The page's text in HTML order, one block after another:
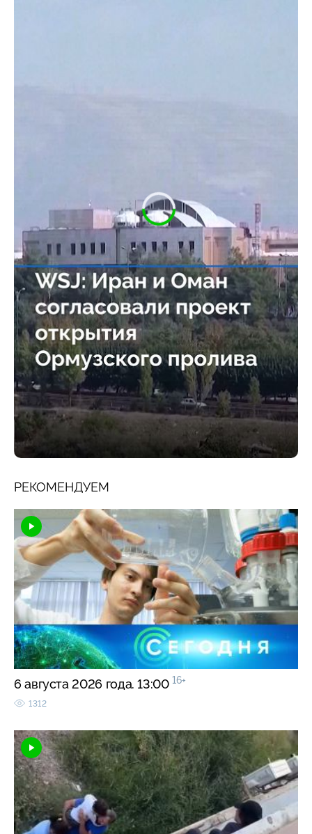
РЕКОМЕНДУЕМ
6 августа 2026 года. 13:00 16+
1312